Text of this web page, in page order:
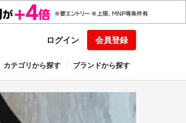
ログイン 会員登録
カテゴリから探す ブランドから探す